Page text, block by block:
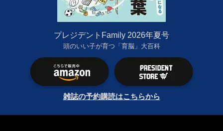
プレジデントFamily 2026年夏号
頭のいい子が育つ「育脳」大百科
雑誌の予約購読はこちらから